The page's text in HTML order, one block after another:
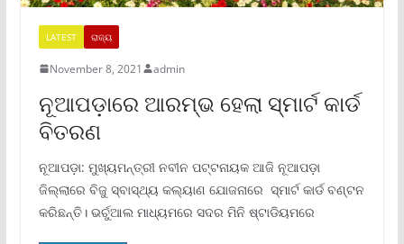
LATEST ରାଜ୍ୟ
November 8, 2021 admin
ନୂଆପଡ଼ାରେ ଆରମ୍ଭ ହେଲା ସ୍ମାର୍ଟ କାର୍ଡ
ବିତରଣ
ନୂଆପଡ଼ା: ମୁଖ୍ୟମନ୍ତ୍ରୀ ନବୀନ ପଟ୍ଟନାୟକ ଆଜି ନୂଆପଡ଼ା
ଜିଲ୍ଲାରେ ବିଜୁ ସ୍ବାସ୍ଥ୍ୟ କଲ୍ୟାଣ ଯୋଜନାରେ ସ୍ମାର୍ଟ କାର୍ଡ ବଣ୍ଟନ
କରିଛନ୍ତି। ଭର୍ଚୁଆଲ ମାଧ୍ୟମରେ ସଦର ମିନି ଷ୍ଟାଡିୟମରେ